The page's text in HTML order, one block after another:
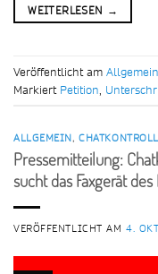
WEITERLESEN →
Veröffentlicht am Allgemein
Markiert Petition
ALLGEMEIN,
Pressemitteilung:
sucht das Faxgerät
VERÖFFENTLICHT AM4.